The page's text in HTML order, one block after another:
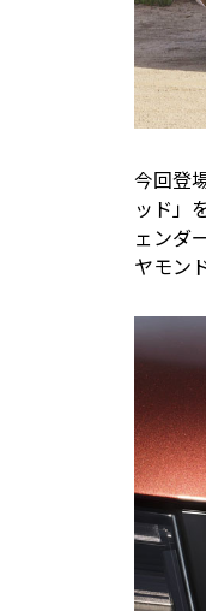
今回登
ッド」
ェンダ
ヤモン